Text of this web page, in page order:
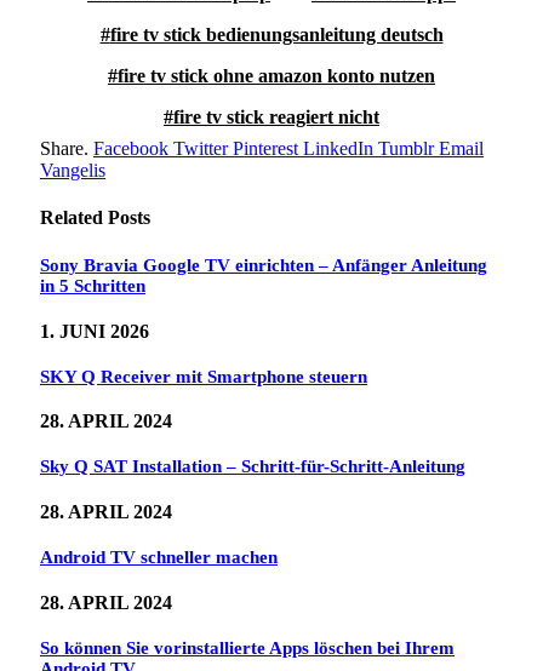
fire tv stick bedienungsanleitung deutsch
fire tv stick ohne amazon konto nutzen
fire tv stick reagiert nicht
Share. Facebook Twitter Pinterest LinkedIn Tumblr Email
Vangelis
Related Posts
Sony Bravia Google TV einrichten – Anfänger Anleitung
in 5 Schritten
1. JUNI 2026
SKY Q Receiver mit Smartphone steuern
28. APRIL 2024
Sky Q SAT Installation – Schritt-für-Schritt-Anleitung
28. APRIL 2024
Android TV schneller machen
28. APRIL 2024
So können Sie vorinstallierte Apps löschen bei Ihrem